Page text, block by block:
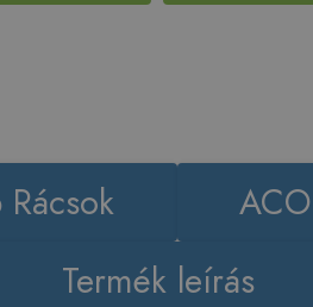
Termék leírás